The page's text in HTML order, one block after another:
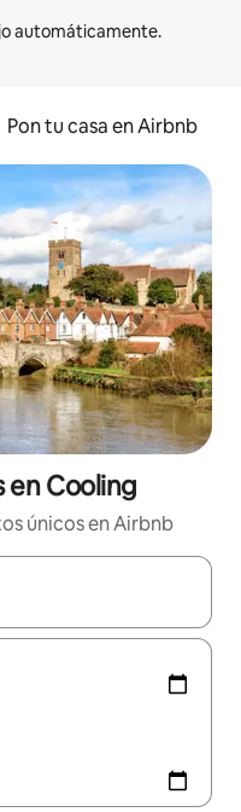
Pon tu casa en Airbnb
en Cooling
únicos en Airbnb
navega con las